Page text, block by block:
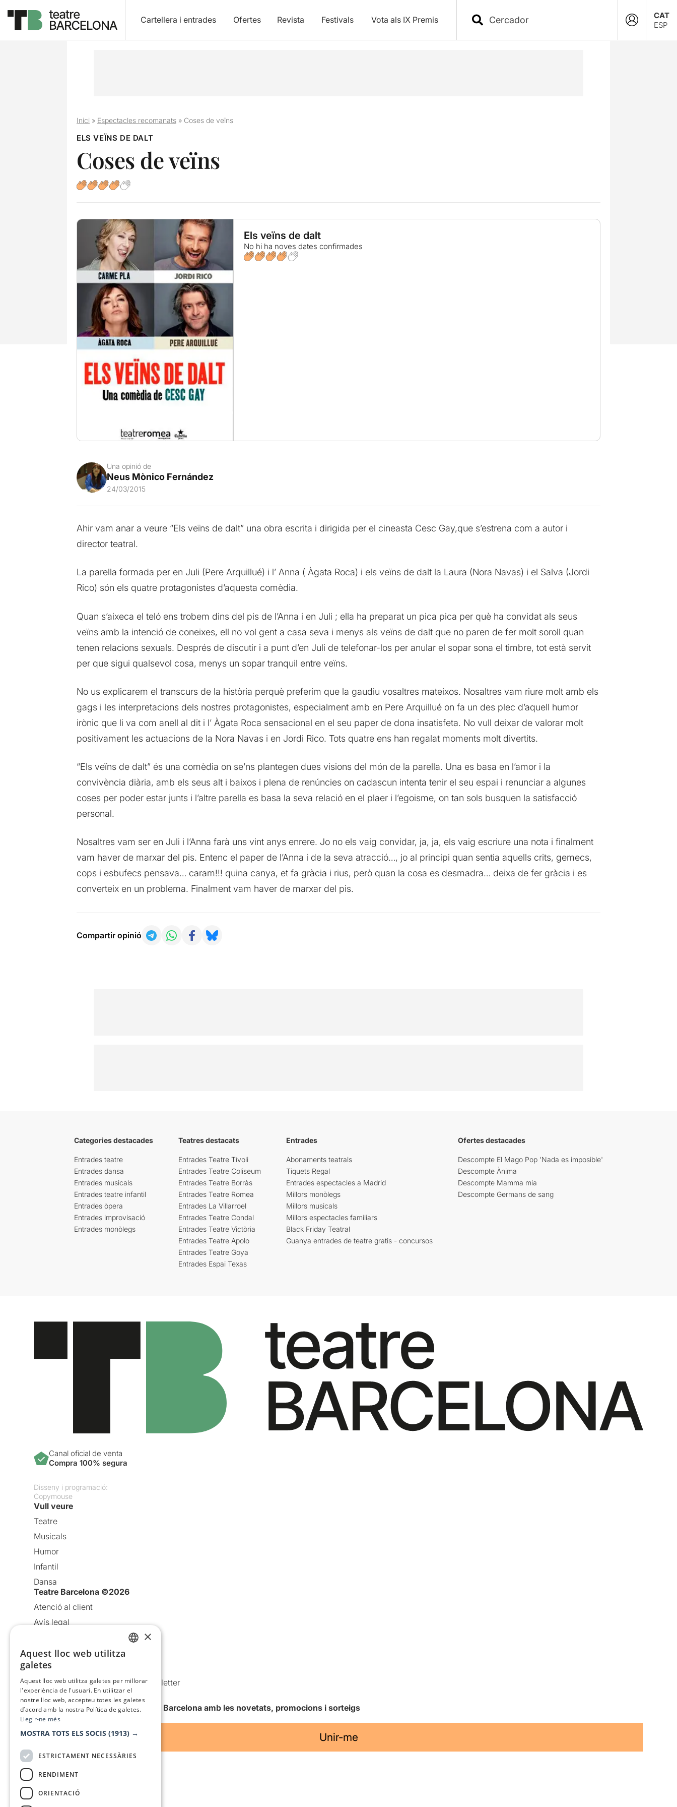
Cartellera i entrades Ofertes Revista Festivals Vota als IX Premis
CAT
ESP
Inici» Espectacles recomanats» Coses de veïns
ELS VEÏNS DE DALT
Coses de veïns
Els veïns de dalt
No hi ha noves dates confirmades
Una opinió de
Neus Mònico Fernández
24/03/2015
Ahir vam anar a veure “Els veïns de dalt” una obra escrita i dirigida per el cineasta Cesc Gay,que s’estrena com a autor i
director teatral.
La parella formada per en Juli (Pere Arquillué) i l’ Anna ( Àgata Roca) i els veïns de dalt la Laura (Nora Navas) i el Salva (Jordi
Rico) són els quatre protagonistes d’aquesta comèdia.
Quan s’aixeca el teló ens trobem dins del pis de l’Anna i en Juli ; ella ha preparat un pica pica per què ha convidat als seus
veïns amb la intenció de coneixes, ell no vol gent a casa seva i menys als veïns de dalt que no paren de fer molt soroll quan
tenen relacions sexuals. Després de discutir i a punt d’en Juli de telefonar-los per anular el sopar sona el timbre, tot està servit
per que sigui qualsevol cosa, menys un sopar tranquil entre veïns.
No us explicarem el transcurs de la història perquè preferim que la gaudiu vosaltres mateixos. Nosaltres vam riure molt amb els
gags i les interpretacions dels nostres protagonistes, especialment amb en Pere Arquillué on fa un des plec d’aquell humor
irònic que li va com anell al dit i l’ Àgata Roca sensacional en el seu paper de dona insatisfeta. No vull deixar de valorar molt
positivament les actuacions de la Nora Navas i en Jordi Rico. Tots quatre ens han regalat moments molt divertits.
“Els veïns de dalt” és una comèdia on se’ns plantegen dues visions del món de la parella. Una es basa en l’amor i la
convivència diària, amb els seus alt i baixos i plena de renúncies on cadascun intenta tenir el seu espai i renunciar a algunes
coses per poder estar junts i l’altre parella es basa la seva relació en el plaer i l’egoisme, on tan sols busquen la satisfacció
personal.
Nosaltres vam ser en Juli i l’Anna farà uns vint anys enrere. Jo no els vaig convidar, ja, ja, els vaig escriure una nota i finalment
vam haver de marxar del pis. Entenc el paper de l’Anna i de la seva atracció…, jo al principi quan sentia aquells crits, gemecs,
cops i esbufecs pensava… caram!!! quina canya, et fa gràcia i rius, però quan la cosa es desmadra… deixa de fer gràcia i es
converteix en un problema. Finalment vam haver de marxar del pis.
Compartir opinió
Categories destacades
Entrades teatre
Entrades dansa
Entrades musicals
Entrades teatre infantil
Entrades òpera
Entrades improvisació
Entrades monòlegs
Teatres destacats
Entrades Teatre Tívoli
Entrades Teatre Coliseum
Entrades Teatre Borràs
Entrades Teatre Romea
Entrades La Villarroel
Entrades Teatre Condal
Entrades Teatre Victòria
Entrades Teatre Apolo
Entrades Teatre Goya
Entrades Espai Texas
Entrades
Abonaments teatrals
Tiquets Regal
Entrades espectacles a Madrid
Millors monòlegs
Millors musicals
Millors espectacles familiars
Black Friday Teatral
Guanya entrades de teatre gratis - concursos
Ofertes destacades
Descompte El Mago Pop 'Nada es imposible'
Descompte Ànima
Descompte Mamma mia
Descompte Germans de sang
Canal oficial de venta
Compra 100% segura
Disseny i programació:
Copymouse
Vull veure
Teatre
Musicals
Humor
Infantil
Dansa
Teatre Barcelona ©2026
Atenció al client
Avís legal
Política de cookies
Condicions d’ús
Comunicacions comercials i Newsletter
Anuncia’t
Vull rebre la newsletter de Teatre Barcelona amb les novetats, promocions i sorteigs
Unir-me
Amb el suport de
×
Aquest lloc web utilitza
galetes
Aquest lloc web utilitza galetes per millorar
l'experiència de l'usuari. En utilitzar el
nostre lloc web, accepteu totes les galetes
d’acord amb la nostra Política de galetes.
Llegir-ne més
MOSTRA TOTS ELS SOCIS (1913) →
ESTRICTAMENT NECESSÀRIES
RENDIMENT
ORIENTACIÓ